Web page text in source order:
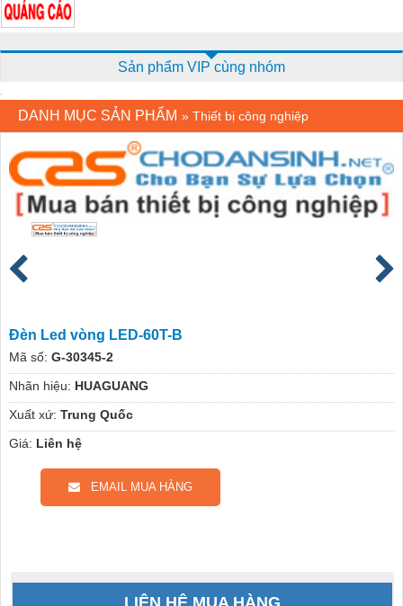
Sản phẩm VIP cùng nhóm
DANH MỤC SẢN PHẨM » Thiết bị công nghiệp
Đèn Led vòng LED-60T-B
Mã số: G-30345-2
Nhãn hiệu: HUAGUANG
Xuất xứ: Trung Quốc
Giá: Liên hệ
EMAIL MUA HÀNG
LIÊN HỆ MUA HÀNG